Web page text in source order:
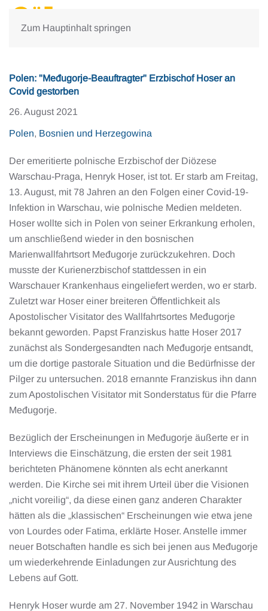
Zum Hauptinhalt springen
Polen: "Međugorje-Beauftragter" Erzbischof Hoser an
Covid gestorben
26. August 2021
Polen, Bosnien und Herzegowina
Der emeritierte polnische Erzbischof der Diözese
Warschau-Praga, Henryk Hoser, ist tot. Er starb am Freitag,
13. August, mit 78 Jahren an den Folgen einer Covid-19-
Infektion in Warschau, wie polnische Medien meldeten.
Hoser wollte sich in Polen von seiner Erkrankung erholen,
um anschließend wieder in den bosnischen
Marienwallfahrtsort Međugorje zurückzukehren. Doch
musste der Kurienerzbischof stattdessen in ein
Warschauer Krankenhaus eingeliefert werden, wo er starb.
Zuletzt war Hoser einer breiteren Öffentlichkeit als
Apostolischer Visitator des Wallfahrtsortes Međugorje
bekannt geworden. Papst Franziskus hatte Hoser 2017
zunächst als Sondergesandten nach Međugorje entsandt,
um die dortige pastorale Situation und die Bedürfnisse der
Pilger zu untersuchen. 2018 ernannte Franziskus ihn dann
zum Apostolischen Visitator mit Sonderstatus für die Pfarre
Međugorje.
Bezüglich der Erscheinungen in Međugorje äußerte er in
Interviews die Einschätzung, die ersten der seit 1981
berichteten Phänomene könnten als echt anerkannt
werden. Die Kirche sei mit ihrem Urteil über die Visionen
„nicht voreilig“, da diese einen ganz anderen Charakter
hätten als die „klassischen“ Erscheinungen wie etwa jene
von Lourdes oder Fatima, erklärte Hoser. Anstelle immer
neuer Botschaften handle es sich bei jenen aus Međugorje
um wiederkehrende Einladungen zur Ausrichtung des
Lebens auf Gott.
Henryk Hoser wurde am 27. November 1942 in Warschau